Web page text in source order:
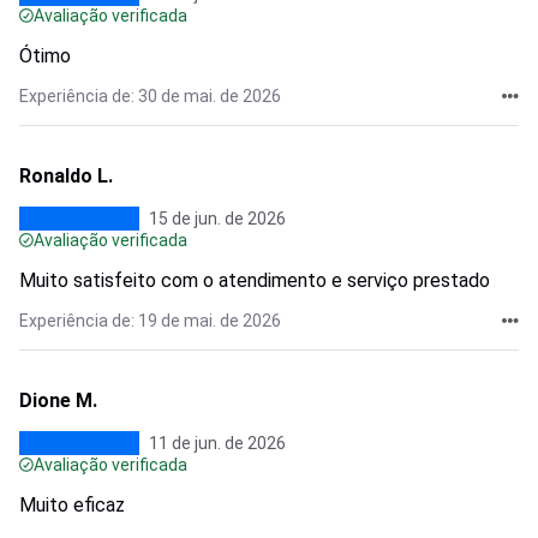
Avaliação verificada
Ótimo
Experiência de: 30 de mai. de 2026
Ronaldo L.
15 de jun. de 2026
Avaliação verificada
Muito satisfeito com o atendimento e serviço prestado
Experiência de: 19 de mai. de 2026
Dione M.
11 de jun. de 2026
Avaliação verificada
Muito eficaz